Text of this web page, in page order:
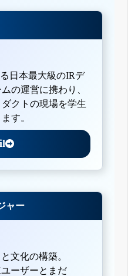
日本最大級のIRデ
の運営に携わり、
クトの現場を学生
す。
ャー
文化の構築。
ーザーとまだ